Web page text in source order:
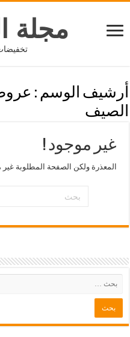
مجلة
أرشيف الوسم :
الصيف
غير موجود !
المعذرة ولكن الصفحة المطلوبة